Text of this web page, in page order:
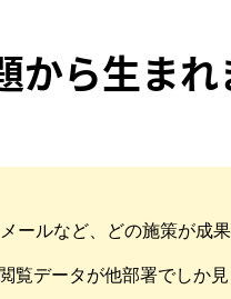
から生まれ
ールなど、どの施策が成
覧データが他部署でしか